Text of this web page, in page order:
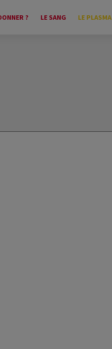
? LE SANG LE PLASMA